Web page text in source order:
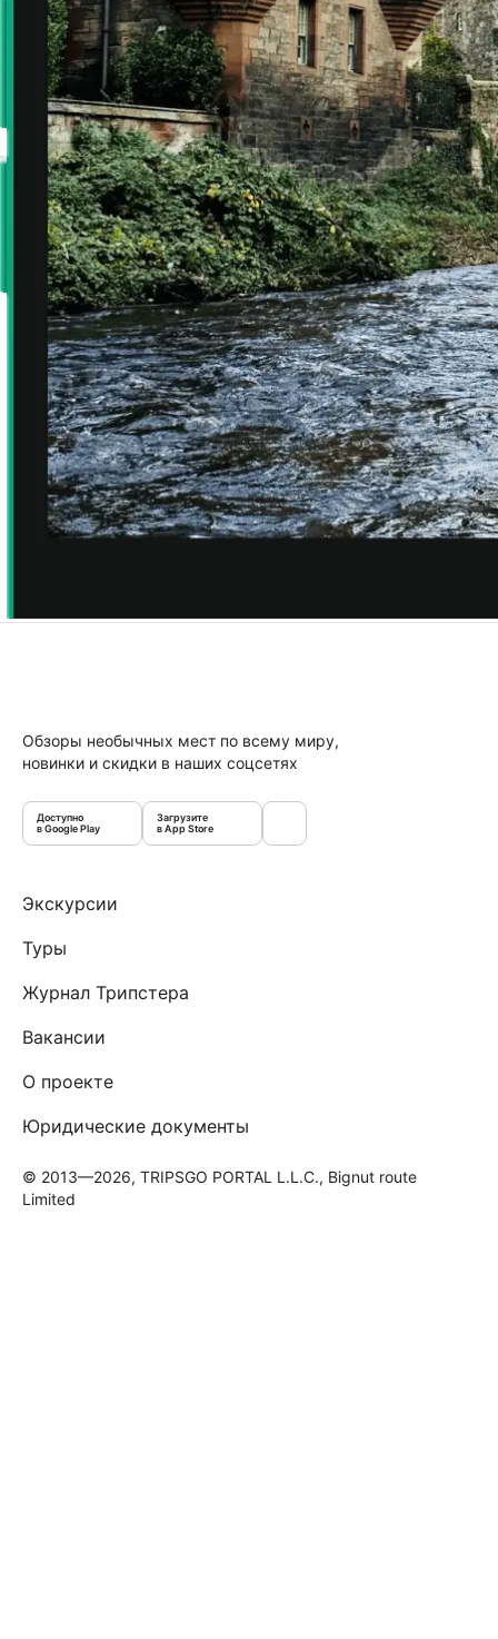
Обзоры необычных мест по всему миру,
новинки и скидки в наших соцсетях
Доступно
в Google Play
Загрузите
в App Store
Экскурсии
Туры
Журнал Трипстера
Вакансии
О проекте
Юридические документы
© 2013—2026, TRIPSGO PORTAL L.L.C., Bignut route
Limited